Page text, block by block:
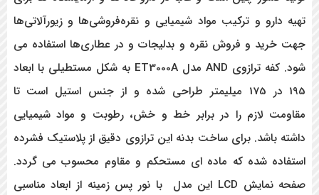
تهیه دارو و ترکیب مواد شیمیایی و نقره‌فروشی‌ها و زیورآلاتی‌ها
جهت خرید و فروش نقره و بدلیجات و در عطاری‌ها استفاده می
شود. کفه ترازوی AND مدل ET3000A به شکل مستطیلی با ابعاد
195 در 175 میلیمتر طراحی شده و از جنس استیل است تا
مقاومت لازم را در برابر خط و خش، رطوبت و مواد شیمیایی
داشته باشد. برای ساخت بدنه این ترازوی دقیق از پلاستیک فشرده
استفاده شده که ماده ای مستحکم و مقاوم محسوب می گردد.
صفحه نمایش ‌LCD این مدل با نور پس زمینه از ابعاد مناسبی